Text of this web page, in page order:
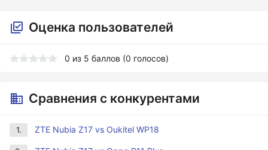
Оценка пользователей
0 из 5 баллов (0 голосов)
Сравнения с конкурентами
1. ZTE Nubia Z17 vs Oukitel WP18